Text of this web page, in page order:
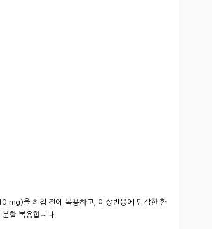
mg)을 취침 전에 복용하고, 이상반응에 민감한 환
할 복용합니다.